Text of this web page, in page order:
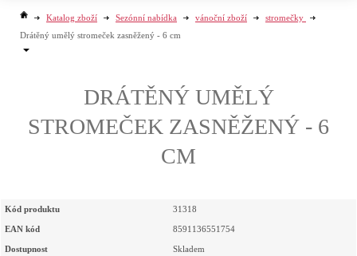
Katalog zboží Sezónní nabídka vánoční zboží
stromečky
Drátěný umělý stromeček zasněžený - 6 cm
DRÁTĚNÝ UMĚLÝ
STROMEČEK ZASNĚŽENÝ - 6
CM
Kód produktu 31318
EAN kód 8591136551754
Dostupnost Skladem